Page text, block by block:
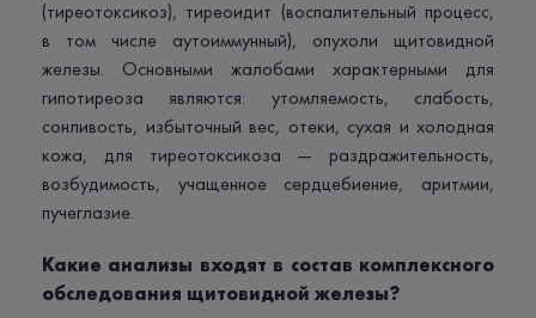
(тиреотоксикоз), тиреоидит (воспалительный процесс,
в том числе аутоиммунный), опухоли щитовидной
железы. Основными жалобами характерными для
гипотиреоза являются: утомляемость, слабость,
сонливость, избыточный вес, отеки, сухая и холодная
кожа, для тиреотоксикоза — раздражительность,
возбудимость, учащенное сердцебиение, аритмии,
пучеглазие.
Какие анализы входят в состав комплексного
обследования щитовидной железы?